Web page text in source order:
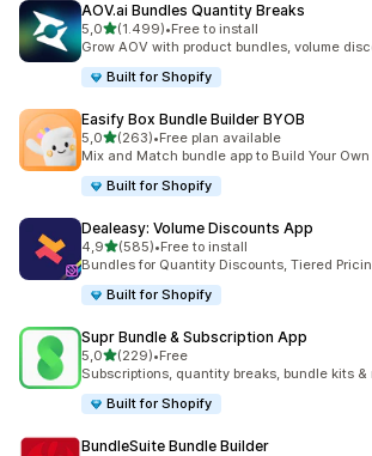
AOV.ai Bundles Quantity Breaks
5,05 yıldız üzerinden
(1.499)
toplam 1499 değerlendirme
•Free to install
Grow AOV with product bundles, volume
Built for Shopify
Easify Box Bundle Builder BYOB
5,05 yıldız üzerinden
(263)
toplam 263 değerlendirme
•Free plan available
Mix and Match bundle app to Build Your
Built for Shopify
Dealeasy: Volume Discounts App
4,95 yıldız üzerinden
(585)
toplam 585 değerlendirme
•Free to install
Bundles for Quantity Discounts, Tiered
Built for Shopify
Supr Bundle & Subscription App
5,05 yıldız üzerinden
(229)
toplam 229 değerlendirme
•Free
Subscriptions, quantity breaks, bundle kits &
Built for Shopify
BundleSuite Bundle Builder